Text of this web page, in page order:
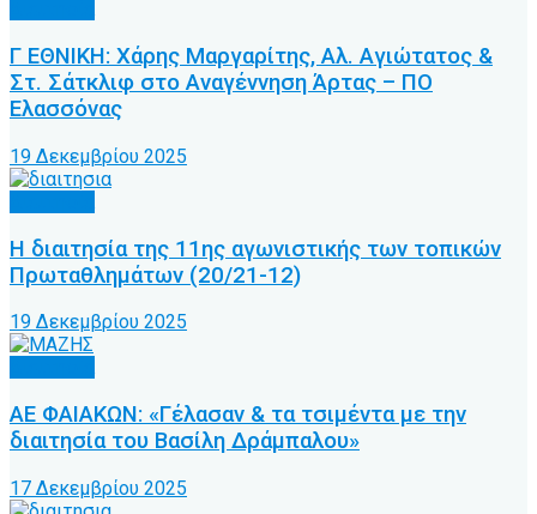
Γ ΕΘΝΙΚΗ: Χάρης Μαργαρίτης, Αλ. Αγιώτατος &
Στ. Σάτκλιφ στο Αναγέννηση Άρτας – ΠΟ
Ελασσόνας
19 Δεκεμβρίου 2025
Η διαιτησία της 11ης αγωνιστικής των τοπικών
Πρωταθλημάτων (20/21-12)
19 Δεκεμβρίου 2025
ΑΕ ΦΑΙΑΚΩΝ: «Γέλασαν & τα τσιμέντα με την
διαιτησία του Βασίλη Δράμπαλου»
17 Δεκεμβρίου 2025